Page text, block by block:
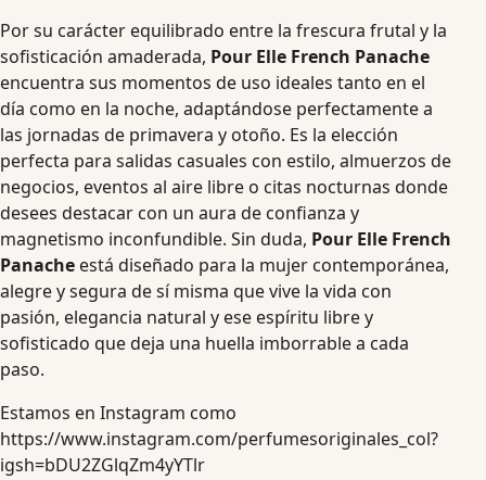
Por su carácter equilibrado entre la frescura frutal y la
sofisticación amaderada, Pour Elle French Panache
encuentra sus momentos de uso ideales tanto en el
día como en la noche, adaptándose perfectamente a
las jornadas de primavera y otoño. Es la elección
perfecta para salidas casuales con estilo, almuerzos de
negocios, eventos al aire libre o citas nocturnas donde
desees destacar con un aura de confianza y
magnetismo inconfundible. Sin duda, Pour Elle French
Panache está diseñado para la mujer contemporánea,
alegre y segura de sí misma que vive la vida con
pasión, elegancia natural y ese espíritu libre y
sofisticado que deja una huella imborrable a cada
paso.
Estamos en Instagram como
https://www.instagram.com/perfumesoriginales_col?
igsh=bDU2ZGlqZm4yYTlr